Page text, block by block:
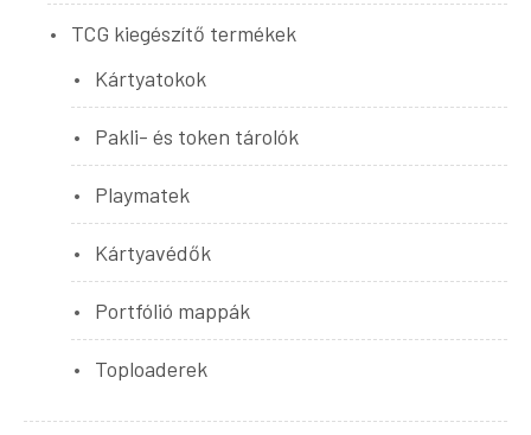
TCG kiegészítő termékek
Kártyatokok
Pakli- és token tárolók
Playmatek
Kártyavédők
Portfólió mappák
Toploaderek